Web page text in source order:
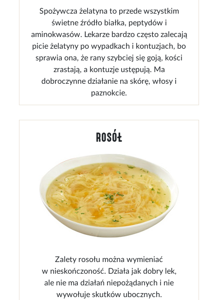
Spożywcza żelatyna to przede wszystkim
świetne źródło białka, peptydów i
aminokwasów. Lekarze bardzo często zalecają
picie żelatyny po wypadkach i kontuzjach, bo
sprawia ona, że rany szybciej się goją, kości
zrastają, a kontuzje ustępują. Ma
dobroczynne działanie na skórę, włosy i
paznokcie.
ROSÓŁ
Zalety rosołu można wymieniać
w nieskończoność. Działa jak dobry lek,
ale nie ma działań niepożądanych i nie
wywołuje skutków ubocznych.